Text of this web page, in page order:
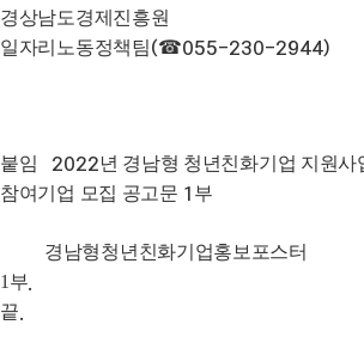
경상남도경제진흥원
일자리노동정책팀(☎055-230-2944)
붙임 2022년 경남형 청년친화기업 지원사
참여기업 모집 공고문 1 부
경남형청년친화기업홍보포스터
1부
끝